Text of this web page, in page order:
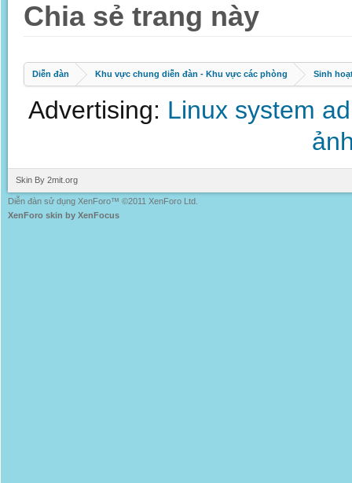
Chia sẻ trang này
Diễn đàn Khu vực chung diễn đàn - Khu vực các phòng Sinh
Advertising: Linux system
Skin By 2mit.org
Diễn đàn sử dụng XenForo™ ©2011 XenForo Ltd.
XenForo skin by XenFocus